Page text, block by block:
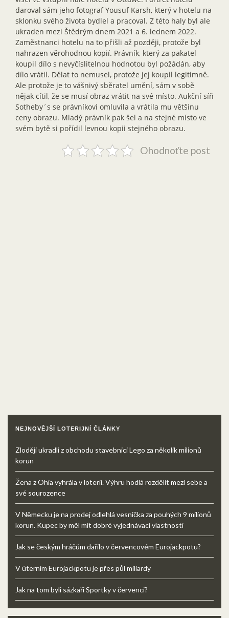
daroval sám jeho fotograf Yousuf Karsh, který v hotelu na
sklonku svého života bydlel a pracoval. Z této haly byl ale
ukraden mezi Štědrým dnem 2021 a 6. lednem 2022.
Zaměstnanci hotelu na to přišli až později, protože byl
nahrazen věrohodnou kopií. Právník, který za pakatel
koupil dílo s nevyčíslitelnou hodnotou byl požádán, aby
dílo vrátil. Dělat to nemusel, protože jej koupil legitimně.
Ale protože je to vášnivý sběratel umění, sám v sobě
nějak cítil, že se musí obraz vrátit na své místo. Aukční síň
Sotheby´s se právníkovi omluvila a vrátila mu většinu
ceny obrazu. Mladý právník pak šel a na stejné místo ve
svém bytě si pořídil levnou kopii stejného obrazu.
Ohodnoťte post
NEJNOVĚJŠÍ LOTERIJNÍ ČLÁNKY
Zloději ukradli z obchodu stavebnici Lego za několik milionů
korun
Žena z Ohia vyhrála v loterii. Výhru hodlá rozdělit mezi sebe a
své sourozence
V Německu je na prodej odlehlá vesnička za pouhých 9 milionů
korun. Kupec by měl mít dobré vyjednávací vlastnosti
Jak se českým hráčům dařilo v červencovém Eurojackpotu?
V úterním Eurojackpotu je přes půl miliardy
Jak na tom byli sázkaři Sportky v červenci?